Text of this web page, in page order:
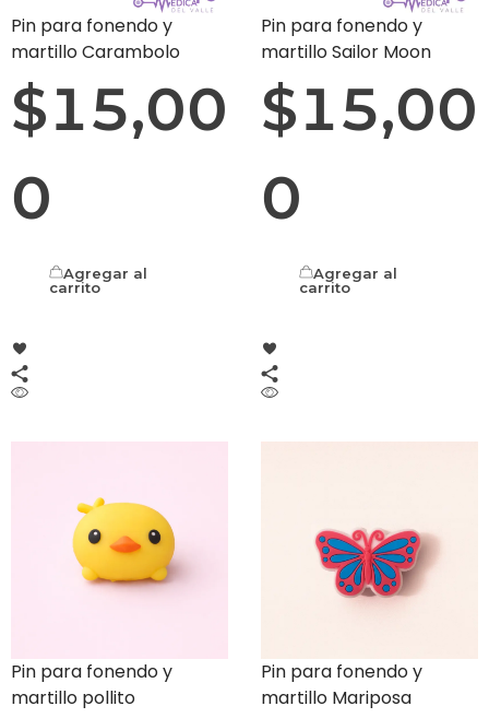
Pin para fonendo y
martillo Carambolo
$15,00
0
Agregar al
carrito
Pin para fonendo y
martillo Sailor Moon
$15,00
0
Agregar al
carrito
Pin para fonendo y
martillo pollito
Pin para fonendo y
martillo Mariposa